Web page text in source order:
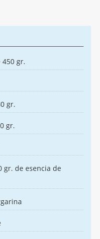
gr.
gr.
gr.
gr. de esencia de